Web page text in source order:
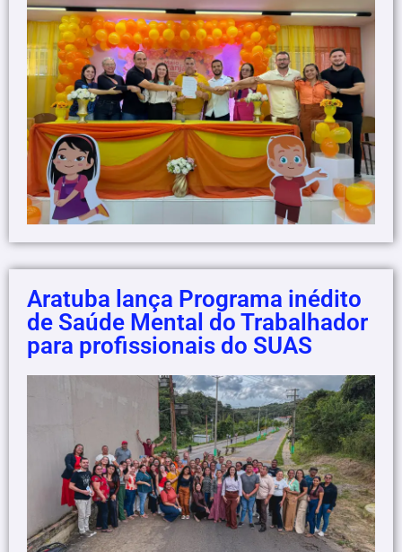
Aratuba lança Programa inédito
de Saúde Mental do Trabalhador
para profissionais do SUAS